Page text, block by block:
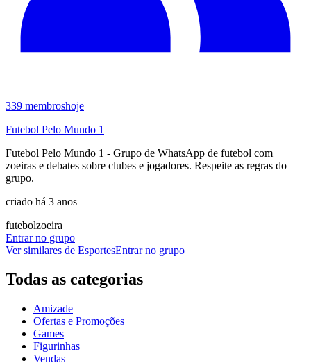
339 membroshoje
Futebol Pelo Mundo 1
Futebol Pelo Mundo 1 - Grupo de WhatsApp de futebol com
zoeiras e debates sobre clubes e jogadores. Respeite as regras do
grupo.
criado há 3 anos
futebolzoeira
Entrar no grupo
Ver similares de EsportesEntrar no grupo
Todas as categorias
Amizade
Ofertas e Promoções
Games
Figurinhas
Vendas